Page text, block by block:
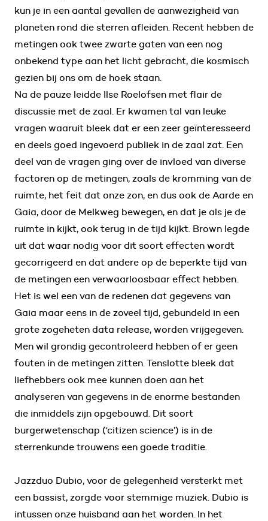
kun je in een aantal gevallen de aanwezigheid van
planeten rond die sterren afleiden. Recent hebben de
metingen ook twee zwarte gaten van een nog
onbekend type aan het licht gebracht, die kosmisch
gezien bij ons om de hoek staan.
Na de pauze leidde Ilse Roelofsen met flair de
discussie met de zaal. Er kwamen tal van leuke
vragen waaruit bleek dat er een zeer geïnteresseerd
en deels goed ingevoerd publiek in de zaal zat. Een
deel van de vragen ging over de invloed van diverse
factoren op de metingen, zoals de kromming van de
ruimte, het feit dat onze zon, en dus ook de Aarde en
Gaia, door de Melkweg bewegen, en dat je als je de
ruimte in kijkt, ook terug in de tijd kijkt. Brown legde
uit dat waar nodig voor dit soort effecten wordt
gecorrigeerd en dat andere op de beperkte tijd van
de metingen een verwaarloosbaar effect hebben.
Het is wel een van de redenen dat gegevens van
Gaia maar eens in de zoveel tijd, gebundeld in een
grote zogeheten data release, worden vrijgegeven.
Men wil grondig gecontroleerd hebben of er geen
fouten in de metingen zitten. Tenslotte bleek dat
liefhebbers ook mee kunnen doen aan het
analyseren van gegevens in de enorme bestanden
die inmiddels zijn opgebouwd. Dit soort
burgerwetenschap (‘citizen science’) is in de
sterrenkunde trouwens een goede traditie.
Jazzduo Dubio, voor de gelegenheid versterkt met
een bassist, zorgde voor stemmige muziek. Dubio is
intussen onze huisband aan het worden. In het